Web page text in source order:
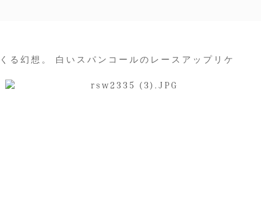
る幻想。 白いスパンコールのレースアップリケ